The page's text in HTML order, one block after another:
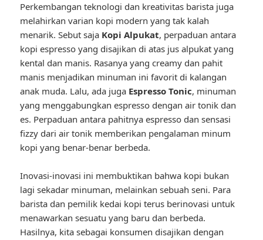
Perkembangan teknologi dan kreativitas barista juga
melahirkan varian kopi modern yang tak kalah
menarik. Sebut saja Kopi Alpukat, perpaduan antara
kopi espresso yang disajikan di atas jus alpukat yang
kental dan manis. Rasanya yang creamy dan pahit
manis menjadikan minuman ini favorit di kalangan
anak muda. Lalu, ada juga Espresso Tonic, minuman
yang menggabungkan espresso dengan air tonik dan
es. Perpaduan antara pahitnya espresso dan sensasi
fizzy dari air tonik memberikan pengalaman minum
kopi yang benar-benar berbeda.
Inovasi-inovasi ini membuktikan bahwa kopi bukan
lagi sekadar minuman, melainkan sebuah seni. Para
barista dan pemilik kedai kopi terus berinovasi untuk
menawarkan sesuatu yang baru dan berbeda.
Hasilnya, kita sebagai konsumen disajikan dengan